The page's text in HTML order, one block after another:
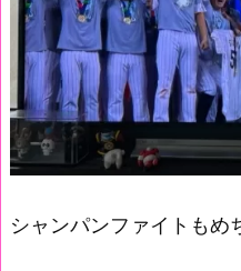
シャンパンファイトもめ